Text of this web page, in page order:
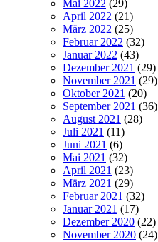
Mai 2022 (29)
April 2022 (21)
März 2022 (25)
Februar 2022 (32)
Januar 2022 (43)
Dezember 2021 (29)
November 2021 (29)
Oktober 2021 (20)
September 2021 (36)
August 2021 (28)
Juli 2021 (11)
Juni 2021 (6)
Mai 2021 (32)
April 2021 (23)
März 2021 (29)
Februar 2021 (32)
Januar 2021 (17)
Dezember 2020 (22)
November 2020 (24)